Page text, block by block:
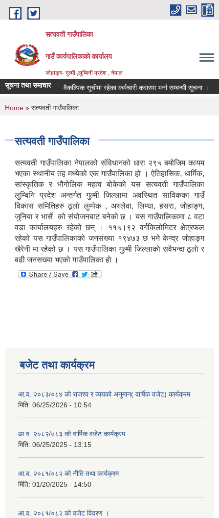
Skip to main content
सत्यवती गाउँपालिका
गाउँ कार्यपालिकाकाे कार्यालय
जाेहाङ्ग- गुल्मी ,लुम्बिनी प्रदेश , नेपाल
सूचना तथा समाचार वैकल्पिक सूचीमा रहेका कर्मचारी करारमा भर्ना सम्बन्धी सूचना ।
You are here
Home » सत्यवती गाउँपालिका
सत्यवती गाउँपालिका
सत्यवती गाउँपालिका नेपालको संविधानको धारा २९५ बमोजिम कायम
भएका स्थानीय तह मध्येको एक गाउँपालिका हो । ऐतिहासिक, धार्मिक,
सांस्कृतिक र भौगोलिक महत्व बोकेको यस सत्यवती गाउँपालिका
लुम्बिनि प्रदेश अन्तर्गत गुल्मी जिल्लामा अवस्थित साविकका गाउँ
विकास समितिहरु ठूलाे लुम्पेक , अस्लेवा, लिम्घा, हसरा, जाेहाङ्ग,
जुनिया र भार्से को संयोजनबाट बनेको छ । यस गाउँपालिकामा ८ वटा
वडा कार्यालयहरु रहेको छन् । ११५।९२ वर्गकिलोमिटर क्षेत्रफल
रहेको यस गाउँपालिकाको जनसंख्या १९४७३ छ भने केन्द्र जाेहाङ्ग
खैरेनी मा रहेको छ । यस गाउँपालिका गुल्मी जिल्लाकाे सवैभन्दा ठूलाे र
बढी जनस‌ख्या भएकाे गाउँपालिका हाे ।
बजेट तथा कार्यक्रम
आ.व. २०८३/०८४ को राजश्व र व्ययको अनुमान( वार्षिक वजेट) कार्यक्रम
मिति: 06/25/2026 - 10:54
आ.व. २०८२/०८३ को वार्षिक वजेट कार्यक्रम
मिति: 06/25/2025 - 13:15
आ.व. २०८१/०८२ को नीति तथा कार्यक्रम
मिति: 01/20/2025 - 14:50
आ.व. २०८१/०८२ को वजेट विवरण ।